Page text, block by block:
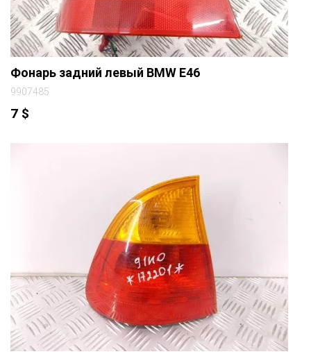
Фонарь задний левый BMW E46
9907485
7 $